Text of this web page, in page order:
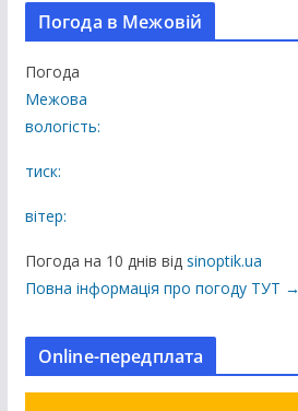
б
л
і
к
ц
Погода в Межовій
Погода
Межова
вологість:
тиск:
вітер:
Погода на 10 днів від sinoptik.ua
Повна інформація про погоду ТУТ →
Online-передплата